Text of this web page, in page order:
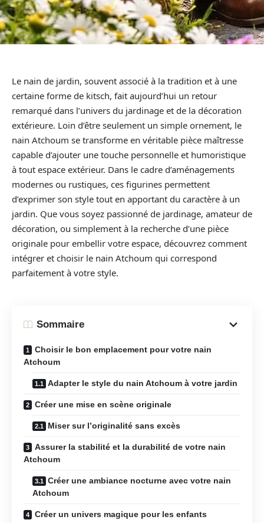
Le nain de jardin, souvent associé à la tradition et à une
certaine forme de kitsch, fait aujourd’hui un retour
remarqué dans l’univers du jardinage et de la décoration
extérieure. Loin d’être seulement un simple ornement, le
nain Atchoum se transforme en véritable pièce maîtresse
capable d’ajouter une touche personnelle et humoristique
à tout espace extérieur. Dans le cadre d’aménagements
modernes ou rustiques, ces figurines permettent
d’exprimer son style tout en apportant du caractère à un
jardin. Que vous soyez passionné de jardinage, amateur de
décoration, ou simplement à la recherche d’une pièce
originale pour embellir votre espace, découvrez comment
intégrer et choisir le nain Atchoum qui correspond
parfaitement à votre style.
Sommaire
Choisir le bon emplacement pour votre nain
Atchoum
Adapter le style du nain Atchoum à votre jardin
Créer une mise en scène originale
Miser sur l’originalité sans excès
Assurer la stabilité et la durabilité de votre nain
Atchoum
Créer une ambiance nocturne avec votre nain
Atchoum
Créer un univers magique pour les enfants